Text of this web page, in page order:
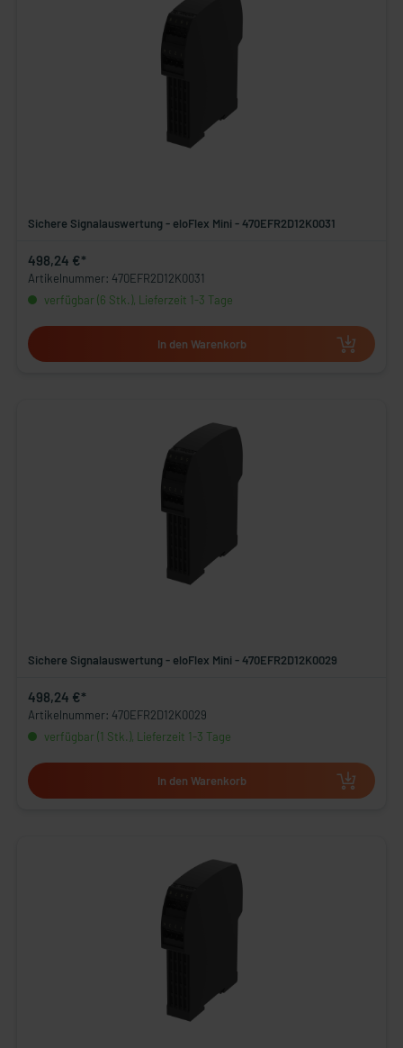
Sichere Signalauswertung - eloFlex Mini - 470EFR2D12K0031
498,24 €*
Artikelnummer: 470EFR2D12K0031
verfügbar (6 Stk.), Lieferzeit 1-3 Tage
In den Warenkorb
Sichere Signalauswertung - eloFlex Mini - 470EFR2D12K0029
498,24 €*
Artikelnummer: 470EFR2D12K0029
verfügbar (1 Stk.), Lieferzeit 1-3 Tage
In den Warenkorb